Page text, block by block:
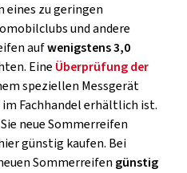
eines zu geringen
und andere
aufwenigstens 3,0
Eine Überprüfung der
speziellen Messgerät
Fachhandel erhältlich ist.
neue Sommerreifen
günstig kaufen. Bei
Sommerreifen günstig